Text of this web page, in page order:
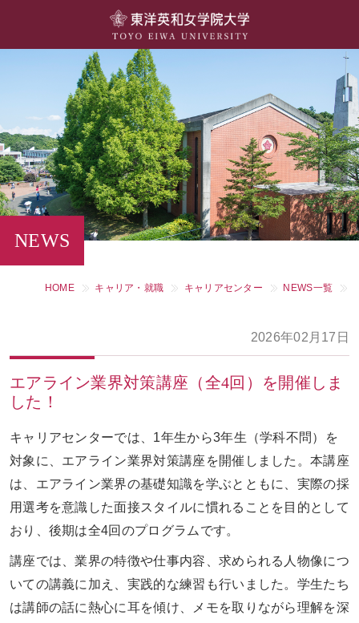
学部・学科
キャンパスライフ
留学・国際交流
キャリア・就職
NEWS
HOME キャリア・就職 キャリアセンター NEWS一覧
2026年02月17日
エアライン業界対策講座（全4回）を開催しま
した！
キャリアセンターでは、1年生から3年生（学科不問）を
対象に、エアライン業界対策講座を開催しました。本講座
は、エアライン業界の基礎知識を学ぶとともに、実際の採
用選考を意識した面接スタイルに慣れることを目的として
おり、後期は全4回のプログラムです。
講座では、業界の特徴や仕事内容、求められる人物像につ
いての講義に加え、実践的な練習も行いました。学生たち
は講師の話に熱心に耳を傾け、メモを取りながら理解を深